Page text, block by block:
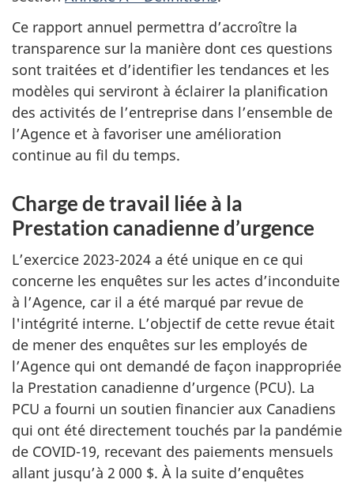
Ce rapport annuel permettra d’accroître la
transparence sur la manière dont ces questions
sont traitées et d’identifier les tendances et les
modèles qui serviront à éclairer la planification
des activités de l’entreprise dans l’ensemble de
l’Agence et à favoriser une amélioration
continue au fil du temps.
Charge de travail liée à la
Prestation canadienne d’urgence
L’exercice 2023-2024 a été unique en ce qui
concerne les enquêtes sur les actes d’inconduite
à l’Agence, car il a été marqué par revue de
l'intégrité interne. L’objectif de cette revue était
de mener des enquêtes sur les employés de
l’Agence qui ont demandé de façon inappropriée
la Prestation canadienne d’urgence (PCU). La
PCU a fourni un soutien financier aux Canadiens
qui ont été directement touchés par la pandémie
de COVID-19, recevant des paiements mensuels
allant jusqu’à 2 000 $. À la suite d’enquêtes